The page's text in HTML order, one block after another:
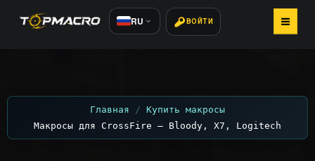
RU ВОЙТИ
КУПИТЬ МАКРОСЫ
КАК УСТАНОВИТЬ
Главная
Купить макросы
Макросы для CrossFire — Bloody, X7, Logitech